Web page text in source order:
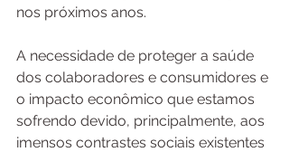
nos próximos anos.
A necessidade de proteger a saúde
dos colaboradores e consumidores e
o impacto econômico que estamos
sofrendo devido, principalmente, aos
imensos contrastes sociais existentes